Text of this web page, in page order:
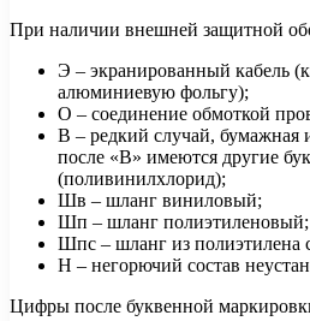
При наличии внешней защитной
Э – экранированный кабель
алюминиевую фольгу);
О – соединение обмоткой
В – редкий случай, бумажная
после «В» имеются другие
(поливинилхлорид);
Шв – шланг виниловый;
Шп – шланг полиэтиленовый;
Шпс – шланг из полиэтилена
Н – негорючий состав
Цифры после буквенной